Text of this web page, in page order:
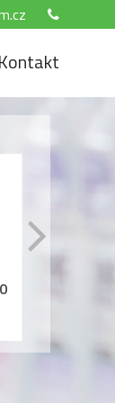
Kontakt